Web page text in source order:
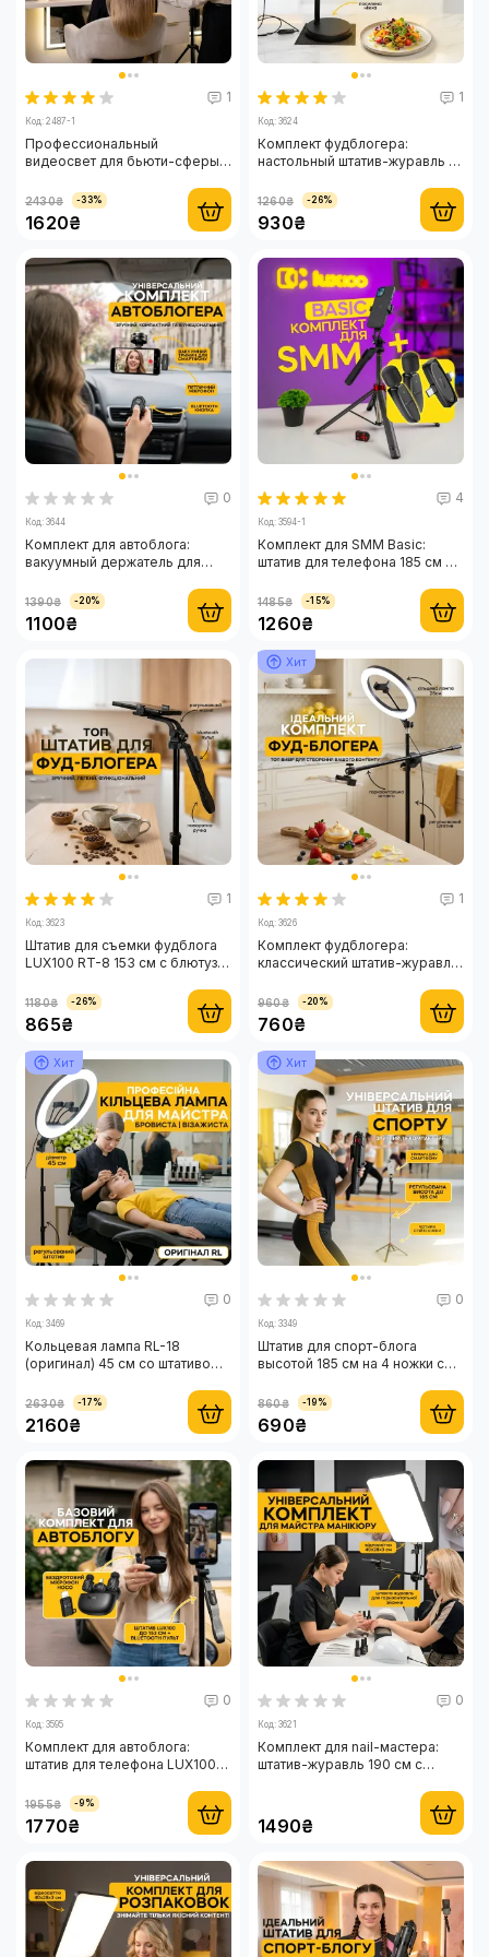
1
Код: 2487-1
Профессиональный
видеосвет для бьюти-сферы
+ штатив 2.1 м
2430₴ -33%
1620₴
1
Код: 3624
Комплект фудблогера:
настольный штатив-журавль с
1260₴ -26%
930₴
0
Код: 3644
Комплект для автоблога:
вакуумный держатель для
микрофон-петличка HOCO
оригинал Lightning/Type-C
1390₴ -20%
1100₴
4
Код: 3594-1
Комплект для SMM Basic:
штатив для телефона 185 см на
HOCO оригинал
Lightning/Type-C
1485₴ -15%
1260₴
1
Код: 3623
Штатив для съемки фудблога
LUX100 RT-8 153 см с блютуз
1180₴ -26%
865₴
Хит
1
Код: 3626
Комплект фудблогера:
классический штатив-журавль
960₴ -20%
760₴
Хит
0
Код: 3469
Кольцевая лампа RL-18
(оригинал) 45 см со штативом
лампа для бьюти-майстера
2630₴ -17%
2160₴
Хит
0
Код: 3349
Штатив для спорт-блога
высотой 185 см на 4 ножки с
860₴ -19%
690₴
0
Код: 3595
Комплект для автоблога:
штатив для телефона LUX100
HOCO оригинал Type-C +
Lightning
1955₴ -9%
1770₴
0
Код: 3621
Комплект для nail-мастера:
штатив-журавль 190 см с
1490₴